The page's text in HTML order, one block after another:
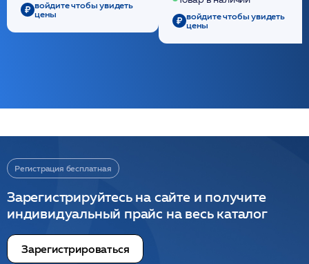
войдите чтобы увидеть
цены
войдите чтобы увидеть
цены
Регистрация бесплатная
Зарегистрируйтесь на сайте и получите
индивидуальный прайс на весь каталог
Зарегистрироваться